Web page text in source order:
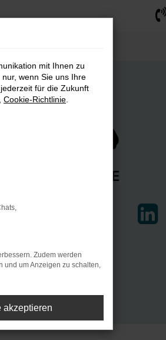
FAHRZEUGE
mit Ihnen zu
wenn Sie uns Ihre
für die Zukunft
Cookie-Richtlinie
Zudem werden
und um Anzeigen zu schalten,
akzeptieren